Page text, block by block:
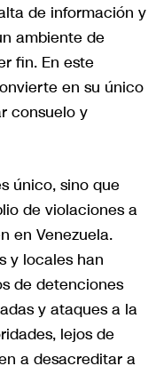
de información y
ambiente de
fin. En este
en su único
consuelo y
único, sino que
de violaciones a
en Venezuela.
y locales han
de detenciones
y ataques a la
lejos de
a desacreditar a